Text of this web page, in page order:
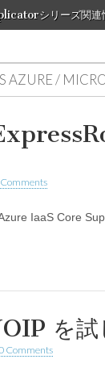
シリーズ関連
AZURE /
IaaS Core
を試
Comments